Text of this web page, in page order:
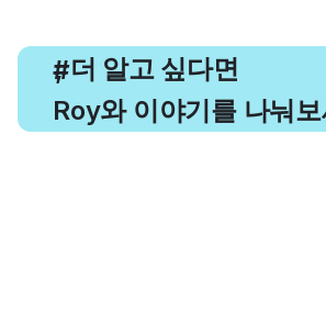
#
, 더 알고 싶다면
Roy와 이야기를 나눠